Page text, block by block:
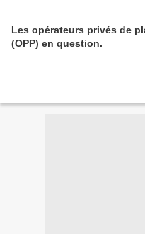
Les opérateurs privés de
(OPP) en question.